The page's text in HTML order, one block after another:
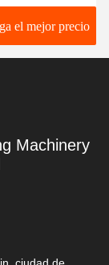
380V 440V
el mejor precio
Machinery
ciudad de